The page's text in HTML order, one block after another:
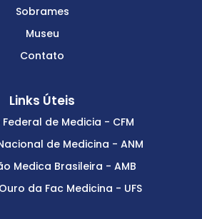
Sobrames
Museu
Contato
Links Úteis
de Medicia - CFM
de Medicina - ANM
Medica Brasileira - AMB
da Fac Medicina - UFS